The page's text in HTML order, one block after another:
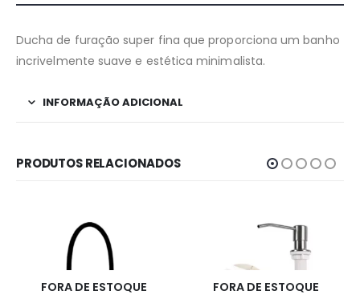
Ducha de furação super fina que proporciona um banho
incrivelmente suave e estética minimalista.
INFORMAÇÃO ADICIONAL
PRODUTOS RELACIONADOS
FORA DE ESTOQUE FORA DE ESTOQUE